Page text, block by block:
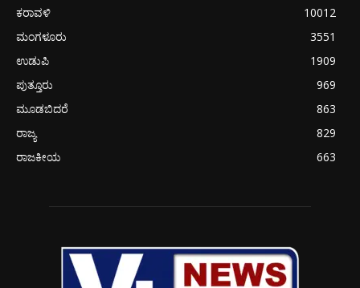
ಕರಾವಳಿ
10012
ಮಂಗಳೂರು
3551
ಉಡುಪಿ
1909
ಪುತ್ತೂರು
969
ಮೂಡಬಿದರೆ
863
ರಾಜ್ಯ
829
ರಾಜಕೀಯ
663